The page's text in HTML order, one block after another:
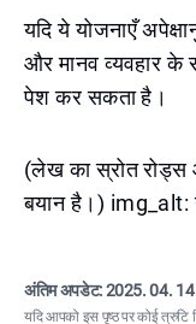
यदि ये योजनाएँ
और मानव व्यवहार के
पेश कर सकता है।
(लेख का स्रोत रोड्स
बयान है।) img_alt:
अंतिम अपडेट:2025. 04.
यदि आपको इस पृष्ठ पर कोई त्रुटि